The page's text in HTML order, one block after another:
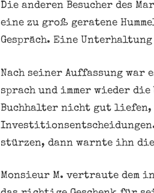
Die anderen Besucher des
eine zu groß geratene
Gespräch. Eine
Nach seiner Auffassung war
sprach und immer wieder
Buchhalter nicht gut liefen,
Investitionsentscheidungen.
stürzen, dann warnte ihn
Monsieur M. vertraute dem